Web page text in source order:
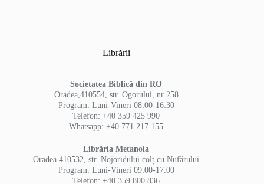
Librării
Societatea Biblică din RO
Oradea,410554, str. Ogorului, nr 258
Program: Luni-Vineri 08:00-16:30
Telefon: +40 359 425 990
Whatsapp: +40 771 217 155
Librăria Metanoia
Oradea 410532, str. Nojoridului colț cu Nufărului
Program: Luni-Vineri 09:00-17:00
Telefon: +40 359 800 836